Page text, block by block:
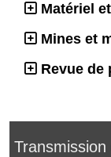
Matériel
Mines et
Revue de